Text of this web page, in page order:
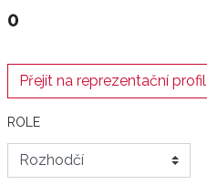
0
Přejít na reprezentační profil
ROLE